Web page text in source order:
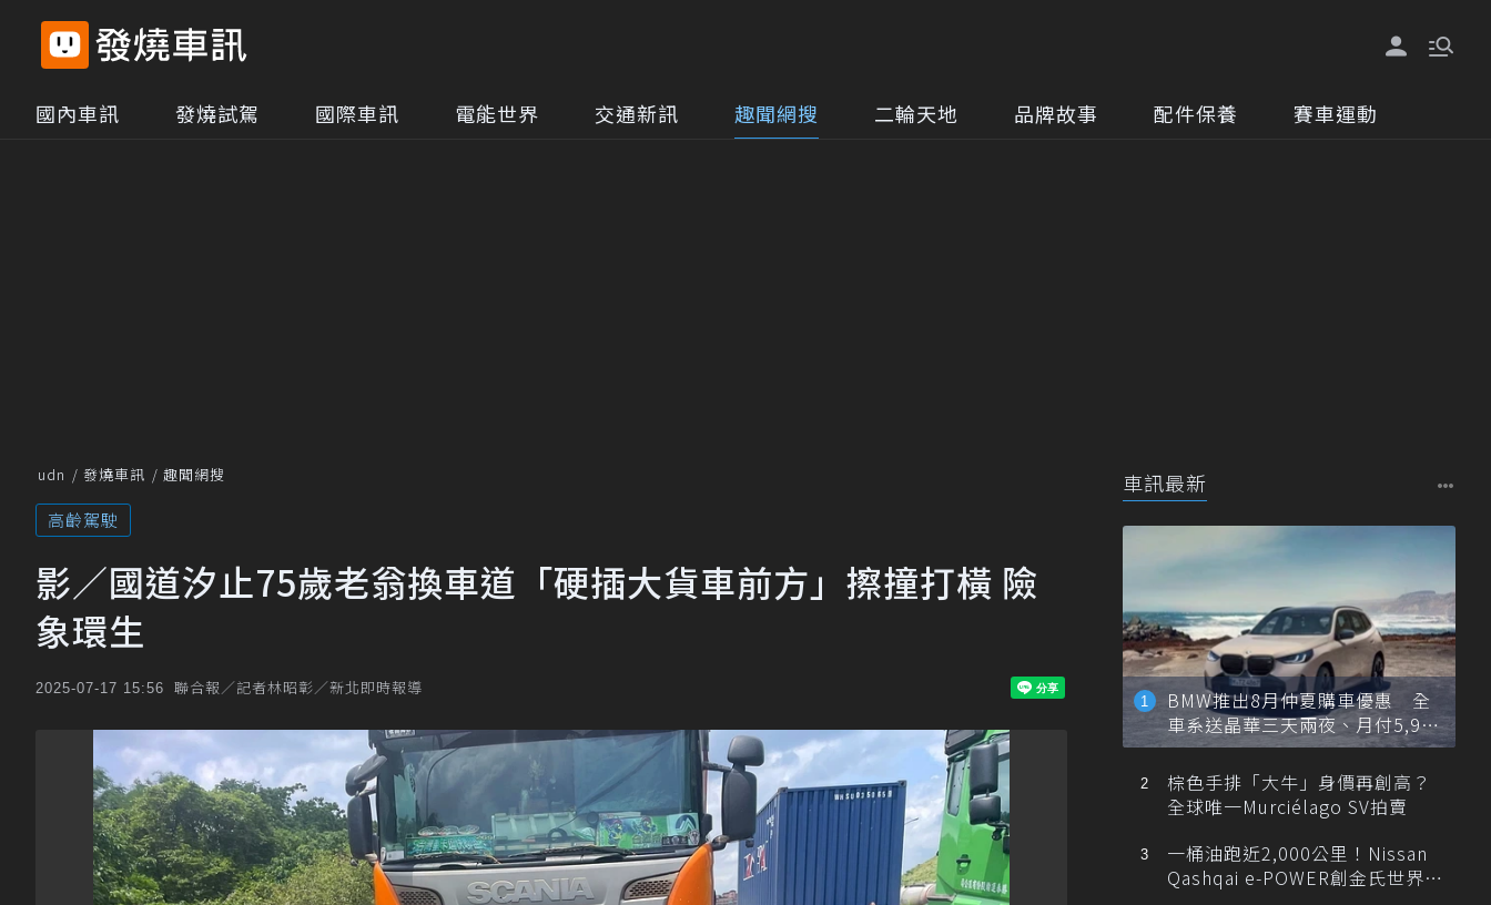
國內車訊 發燒試駕 國際車訊 電能世界 交通新訊 趣聞網搜 二輪天地 品牌故事 配件保養 賽車運動
udn 發燒車訊 趣聞網搜
高齡駕駛
影／國道汐止75歲老翁換車道「硬插大貨車前方」擦撞打橫 險
象環生
2025-07-17 15:56 聯合報／記者林昭彰／新北即時報導
車訊最新
BMW推出8月仲夏購車優惠 全
車系送晶華三天兩夜、月付5,900
元起
棕色手排「大牛」身價再創高？
全球唯一Murciélago SV拍賣
一桶油跑近2,000公里！Nissan
Qashqai e-POWER創金氏世界紀